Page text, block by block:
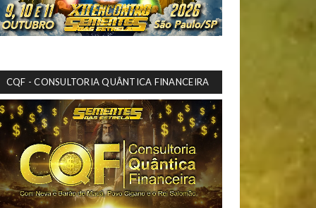
CQF - CONSULTORIA QUÂNTICA FINANCEIRA